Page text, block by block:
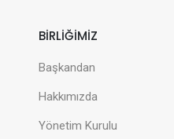
BİRLİĞİMİZ
Başkandan
Hakkımızda
Yönetim Kurulu